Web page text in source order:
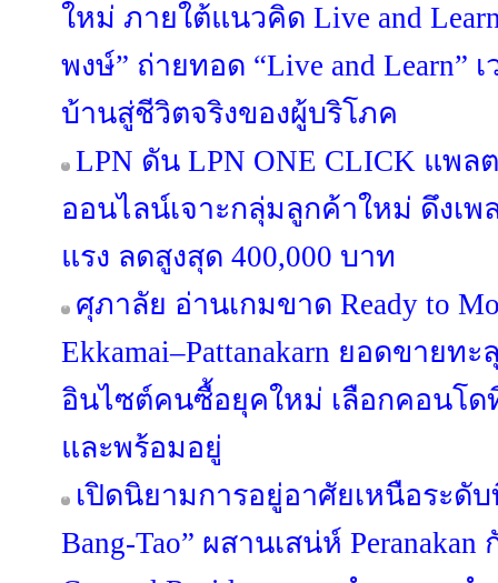
ใหม่ ภายใต้แนวคิด Live and
พงษ์” ถ่ายทอด “Live and Learn”
บ้านสู่ชีวิตจริงของผู้บริโภค
LPN ดัน LPN ONE CLICK แพ
ออนไลน์เจาะกลุ่มลูกค้าใหม่ ดึงเ
แรง ลดสูงสุด 400,000 บาท
ศุภาลัย อ่านเกมขาด Ready to
Ekkamai–Pattanakarn ยอดขายท
อินไซต์คนซื้อยุคใหม่ เลือกคอนโ
และพร้อมอยู่
เปิดนิยามการอยู่อาศัยเหนือระดับ
Bang-Tao” ผสานเสน่ห์ Peranakan